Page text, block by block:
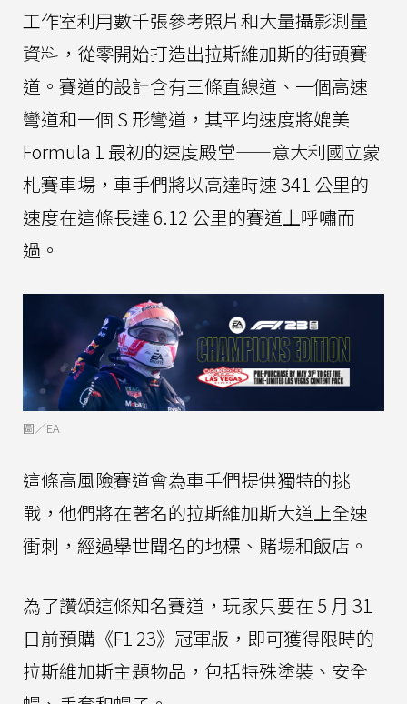
工作室利用數千張參考照片和大量攝影測量
資料，從零開始打造出拉斯維加斯的街頭賽
道。賽道的設計含有三條直線道、一個高速
彎道和一個 S 形彎道，其平均速度將媲美
Formula 1 最初的速度殿堂——意大利國立蒙
札賽車場，車手們將以高達時速 341 公里的
速度在這條長達 6.12 公里的賽道上呼嘯而
過。
圖／EA
這條高風險賽道會為車手們提供獨特的挑
戰，他們將在著名的拉斯維加斯大道上全速
衝刺，經過舉世聞名的地標、賭場和飯店。
為了讚頌這條知名賽道，玩家只要在 5 月 31
日前預購《F1 23》冠軍版，即可獲得限時的
拉斯維加斯主題物品，包括特殊塗裝、安全